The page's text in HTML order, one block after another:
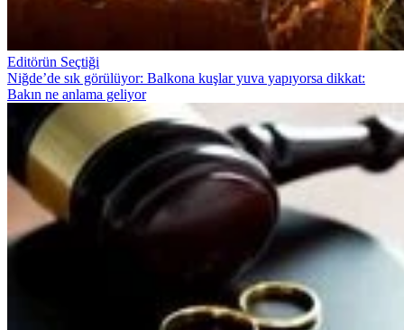
Editörün Seçtiği
Niğde’de sık görülüyor: Balkona kuşlar yuva yapıyorsa dikkat:
Bakın ne anlama geliyor